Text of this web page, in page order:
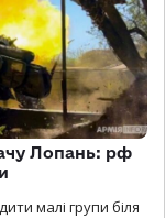
Лопань: рф
малі групи біля